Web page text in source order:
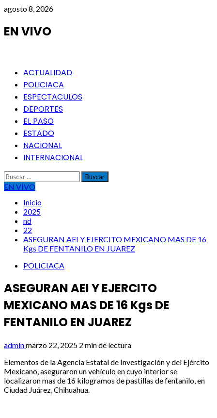
Saltar
contenido
agosto 8, 2026
EN VIVO
Menú
principal
ACTUALIDAD
POLICIACA
ESPECTACULOS
DEPORTES
EL PASO
ESTADO
NACIONAL
INTERNACIONAL
Buscar:
EN VIVO
Inicio
2025
nd
22
ASEGURAN AEI Y EJERCITO MEXICANO MAS DE 16
Kgs DE FENTANILO EN JUAREZ
POLICIACA
ASEGURAN AEI Y EJERCITO
MEXICANO MAS DE 16 Kgs DE
FENTANILO EN JUAREZ
adminmarzo 22, 2025 2 min de lectura
Elementos de la Agencia Estatal de Investigación y del Ejército
Mexicano, aseguraron un vehículo en cuyo interior se
localizaron mas de 16 kilogramos de pastillas de fentanilo, en
Ciudad Juárez, Chihuahua.